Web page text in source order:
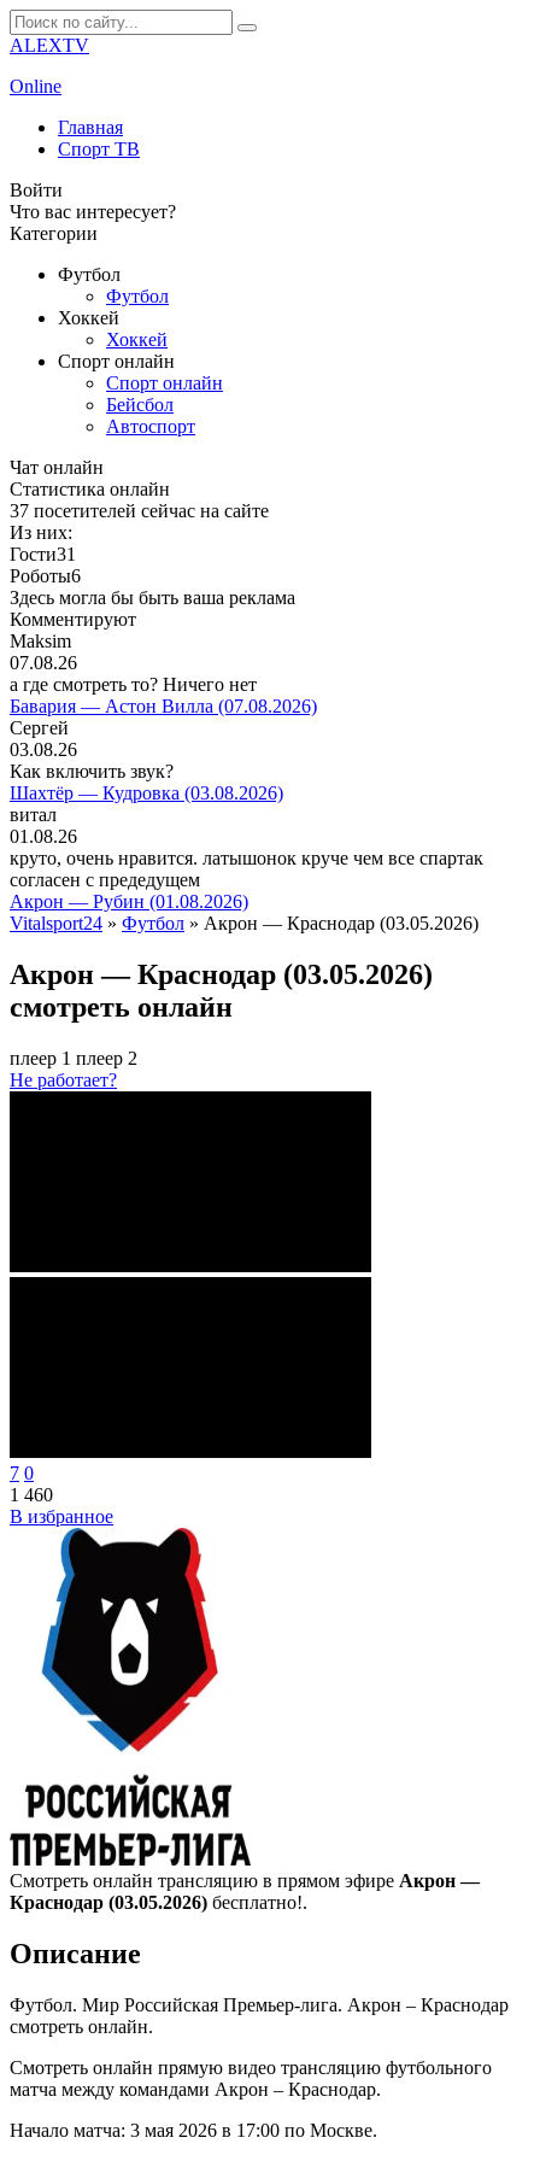
ALEXTV
Online
Главная
Спорт ТВ
Войти
Что вас интересует?
Категории
Футбол
Футбол
Хоккей
Хоккей
Спорт онлайн
Спорт онлайн
Бейсбол
Автоспорт
Чат онлайн
Cтатистика онлайн
37 посетителей сейчас на сайте
Из них:
Гости31
Роботы6
Здесь могла бы быть ваша реклама
Комментируют
Maksim
07.08.26
а где смотреть то? Ничего нет
Бавария — Астон Вилла (07.08.2026)
Сергей
03.08.26
Как включить звук?
Шахтёр — Кудровка (03.08.2026)
витал
01.08.26
круто, очень нравится. латышонок круче чем все спартак
согласен с предедущем
Акрон — Рубин (01.08.2026)
Vitalsport24 » Футбол » Акрон — Краснодар (03.05.2026)
Акрон — Краснодар (03.05.2026)
смотреть онлайн
плеер 1 плеер 2
Не работает?
7 0
1 460
В избранное
Смотреть онлайн трансляцию в прямом эфире Акрон —
Краснодар (03.05.2026) бесплатно!.
Описание
Футбол. Мир Российская Премьер-лига. Акрон – Краснодар
смотреть онлайн.
Смотреть онлайн прямую видео трансляцию футбольного
матча между командами Акрон – Краснодар.
Начало матча: 3 мая 2026 в 17:00 по Москве.